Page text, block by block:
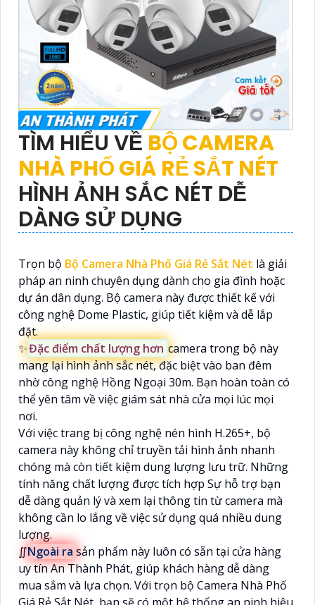
TÌM HIỂU VỀ BỘ CAMERA
NHÀ PHỐ GIÁ RẺ SẮT NÉT
HÌNH ẢNH SẮC NÉT DỄ
DÀNG SỬ DỤNG
Trọn bộ Bộ Camera Nhà Phố Giá Rẻ Sắt Nét là giải
pháp an ninh chuyên dụng dành cho gia đình hoặc
dự án dân dụng. Bộ camera này được thiết kế với
công nghệ Dome Plastic, giúp tiết kiệm và dễ lắp
đặt.
✨Đặc điểm chất lượng hơn camera trong bộ này
mang lại hình ảnh sắc nét, đặc biệt vào ban đêm
nhờ công nghệ Hồng Ngoại 30m. Bạn hoàn toàn có
thể yên tâm về việc giám sát nhà cửa mọi lúc mọi
nơi.
Với việc trang bị công nghệ nén hình H.265+, bộ
camera này không chỉ truyền tải hình ảnh nhanh
chóng mà còn tiết kiệm dung lượng lưu trữ. Những
tính năng chất lượng được tích hợp Sự hỗ trợ bạn
dễ dàng quản lý và xem lại thông tin từ camera mà
không cần lo lắng về việc sử dụng quá nhiều dung
lượng.
∬Ngoài ra sản phẩm này luôn có sẵn tại cửa hàng
uy tín An Thành Phát, giúp khách hàng dễ dàng
mua sắm và lựa chọn. Với trọn bộ Camera Nhà Phố